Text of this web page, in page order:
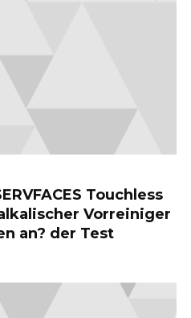
Touchless
Vorreiniger
an? der Test